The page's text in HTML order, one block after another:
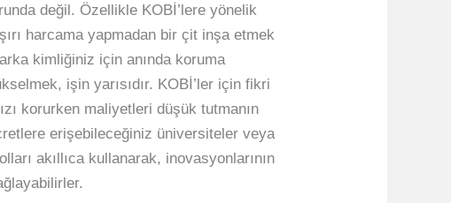
değil. Özellikle KOBİ’lere yönelik
harcama yapmadan bir çit inşa etmek
kimliğiniz için anında koruma
işin yarısıdır. KOBİ’ler için fikri
korurken maliyetleri düşük tutmanın
erişebileceğiniz üniversiteler veya
akıllıca kullanarak, inovasyonlarının